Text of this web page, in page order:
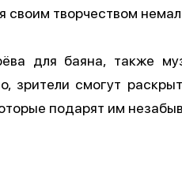
своим творчеством
для баяна, также
смогут
подарят им